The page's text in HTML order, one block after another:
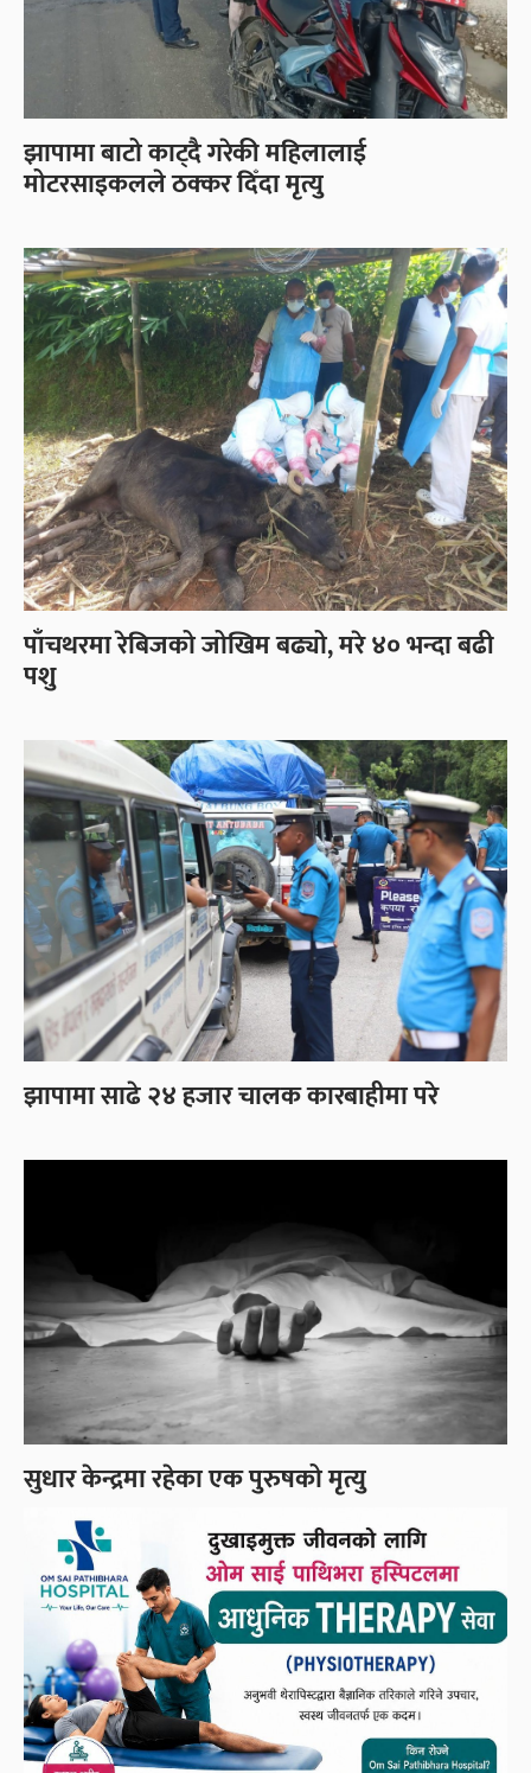
झापामा बाटो काट्दै गरेकी महिलालाई
मोटरसाइकलले ठक्कर दिँदा मृत्यु
पाँचथरमा रेबिजको जोखिम बढ्यो, मरे ४० भन्दा बढी
पशु
झापामा साढे २४ हजार चालक कारबाहीमा परे
सुधार केन्द्रमा रहेका एक पुरुषको मृत्यु